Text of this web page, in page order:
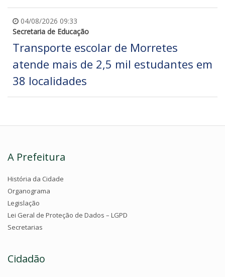
04/08/2026 09:33
Secretaria de Educação
Transporte escolar de Morretes
atende mais de 2,5 mil estudantes em
38 localidades
A Prefeitura
História da Cidade
Organograma
Legislação
Lei Geral de Proteção de Dados – LGPD
Secretarias
Cidadão